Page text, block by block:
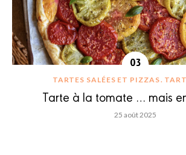
TARTES SALÉES ET PIZZAS
Tarte à la tomate … mais
25 août 2025